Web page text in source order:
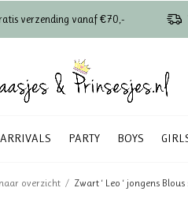
PARTY BOYS
verzending vanaf €70,-
overzicht Zwart ‘ Leo ‘ jongens Blous